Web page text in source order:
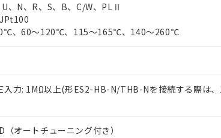
、N、R、S、B、C/W、PLⅡ
、60～120℃、115～165℃、140～260℃
入力: 1MΩ以上(形ES2-HB-N/THB-Nを接続する際は
オートチューニング付き）